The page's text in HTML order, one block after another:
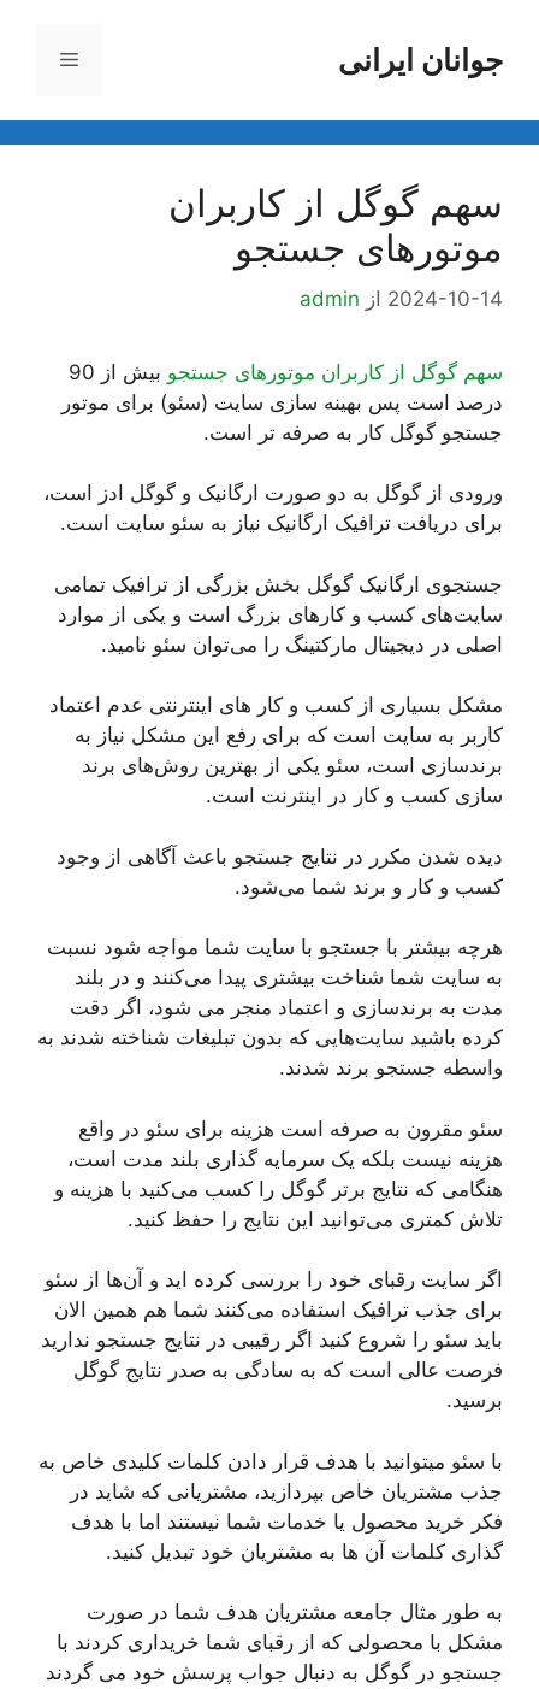
محتواجوانان ایرانی فهرست
سهم گوگل از کاربران
موتور‌‌های جستجو
2024-10-14 از admin
سهم گوگل از کاربران موتور‌‌های جستجو
بیش از 90
درصد است پس بهینه سازی سایت (سئو) برای موتور
جستجو گوگل کار به صرفه تر است.
ورودی از گوگل به دو صورت ارگانیک و گوگل ادز است،
برای دریافت ترافیک ارگانیک نیاز به سئو سایت است.
جستجوی ارگانیک گوگل بخش بزرگی از ترافیک تمامی
سایت‌های کسب و کار‌های بزرگ است و یکی از موارد
اصلی در دیجیتال مارکتینگ را می‌توان سئو نامید.
مشکل بسیاری از کسب و کار های اینترنتی عدم اعتماد
کاربر به سایت است که برای رفع این مشکل نیاز به
برندسازی است، سئو یکی از بهترین روش‌های برند
سازی کسب و کار در اینترنت است.
دیده شدن مکرر در نتایج جستجو باعث آگاهی از وجود
کسب و کار و برند شما می‌شود.
هرچه بیشتر با جستجو با سایت شما مواجه شود نسبت
به سایت شما شناخت بیشتری پیدا می‌کنند و در بلند
مدت به برندسازی و اعتماد منجر می شود، اگر دقت
کرده باشید سایت‌هایی که بدون تبلیغات شناخته شدند به
واسطه جستجو برند شدند.
سئو مقرون به صرفه است هزینه برای سئو در واقع
هزینه نیست بلکه یک سرمایه گذاری بلند مدت است،
هنگامی که نتایج برتر گوگل را کسب می‌کنید با هزینه و
تلاش کمتری می‌توانید این نتایج را حفظ کنید.
اگر سایت رقبای خود را بررسی کرده اید و آن‌ها از سئو
برای جذب ترافیک استفاده می‌کنند شما هم همین الان
باید سئو را شروع کنید اگر رقیبی در نتایج جستجو ندارید
فرصت عالی است که به سادگی به صدر نتایج گوگل
برسید.
با سئو میتوانید با هدف قرار دادن کلمات کلیدی خاص به
جذب مشتریان خاص بپردازید، مشتریانی که شاید در
فکر خرید محصول یا خدمات شما نیستند اما با هدف
گذاری کلمات آن ها به مشتریان خود تبدیل کنید.
به طور مثال جامعه مشتریان هدف شما در صورت
مشکل با محصولی که از رقبای شما خریداری کردند با
جستجو در گوگل به دنبال جواب پرسش خود می گردند